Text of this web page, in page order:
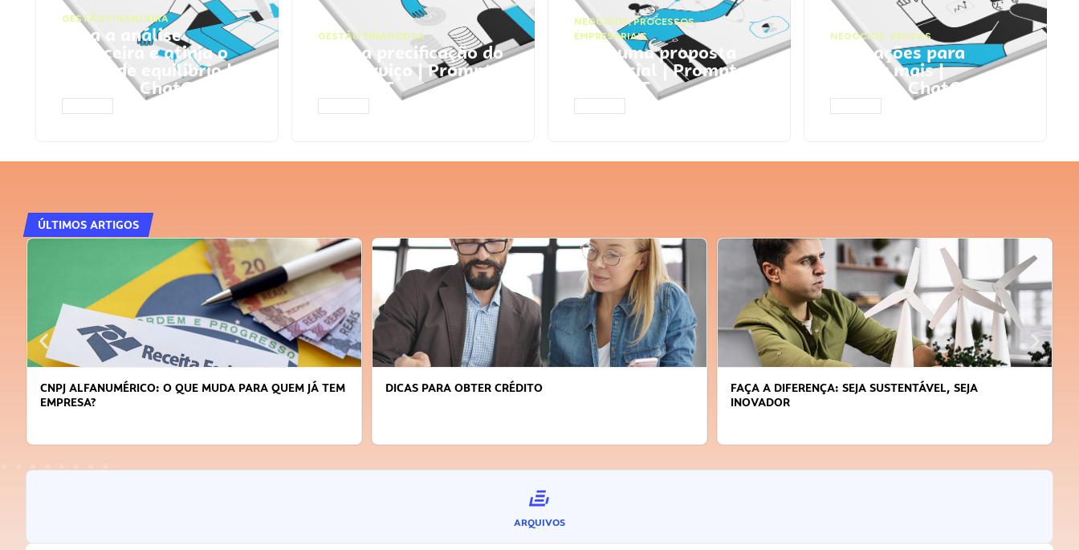
GESTÃO FINANCEIRA
Faça a análise
financeira e atinja o
ponto de equilíbrio |
Prompts ChatGPT
GESTÃO FINANCEIRA
Faça a precificação do
seu serviço | Prompts
ChatGPT
NEGÓCIOS,PROCESSOS
EMPRESARIAIS
Faça uma proposta
comercial | Prompts
ChatGPT
NEGÓCIOS, VENDAS
Faça ações para
vender mais |
Prompts ChatGPT
ÚLTIMOS ARTIGOS
DICAS PARA OBTER CRÉDITO
FAÇA A DIFERENÇA: SEJA SUSTENTÁVEL, SEJA
APRENDA A GERENCIAR O SEU TEMPO
ARQUIVOS